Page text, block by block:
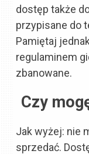
dostęp także
przypisane do
Pamiętaj
regulaminem
zbanowane.
Czy
Jak wyżej: nie
sprzedać.